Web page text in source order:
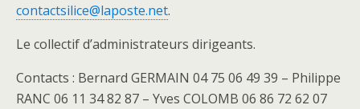
contactsilice@laposte.net.
Le collectif d’administrateurs dirigeants.
Contacts : Bernard GERMAIN 04 75 06 49 39 – Philippe
RANC 06 11 34 82 87 – Yves COLOMB 06 86 72 62 07